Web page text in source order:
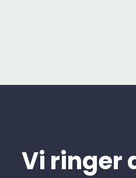
Vi ringer